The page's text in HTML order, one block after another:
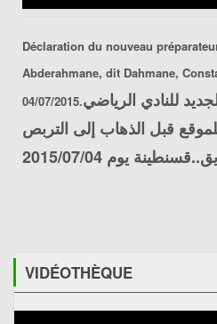
Déclaration du nouveau
Abderahmane, dit Dahmane,
04/07/2015.للنادي الرياضي
قبل الذهاب إلى التربص
يوم 2015/07/04
VIDÉOTHÈQUE